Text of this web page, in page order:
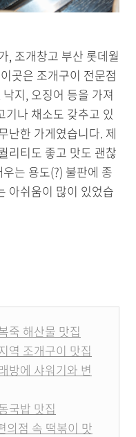
, 조개창고 부산 롯데월
곳은 조개구이 전문점
지, 오징어 등을 가져
기나 채소도 갖추고 있
난한 가게였습니다. 제
리티도 좋고 맛도 괜찮
는 용도(?) 불판에 종
아쉬움이 많이 있었습
죽 해산물 맛집
역 조개구이 맛집
방에 샤워기와 변
국밥 맛집
의점 속 떡볶이 맛